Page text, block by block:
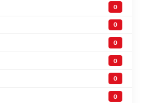
0
0
0
0
0
0